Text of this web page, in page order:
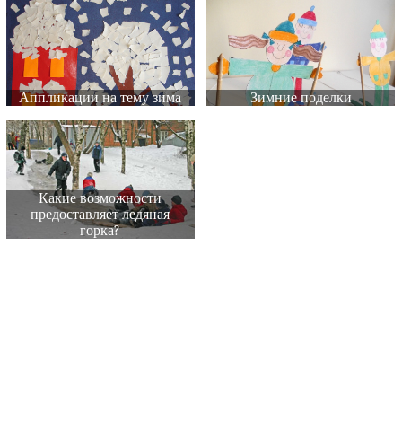
Аппликации на тему зима Зимние поделки
Какие возможности
предоставляет ледяная
горка?